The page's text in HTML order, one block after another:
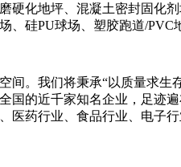
化地坪、混凝土密封固化
硅PU球场、塑胶跑道/PVC
。我们将秉承“以质量求生
的近千家知名企业，足迹
药行业、食品行业、电子